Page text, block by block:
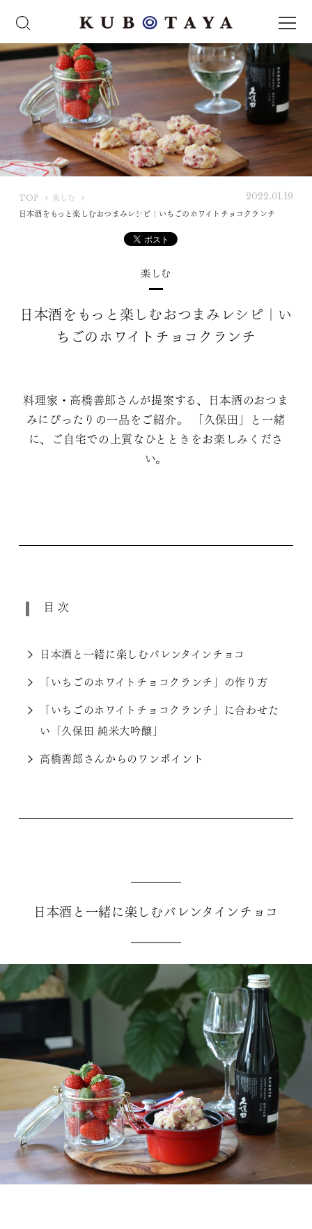
TOP
U
楽しむ
日本酒をもっと楽しむおつまみレシピ｜いちごのホワイトチョコクランチ
2022.01.19
楽しむ
日本酒をもっと楽しむおつまみレシピ｜い
ちごのホワイトチョコクランチ
料理家・高橋善郎さんが提案する、日本酒のおつま
みにぴったりの一品をご紹介。 「久保田」と一緒
に、ご自宅での上質なひとときをお楽しみくださ
い。
目次
日本酒と一緒に楽しむバレンタインチョコ
「いちごのホワイトチョコクランチ」の作り方
「いちごのホワイトチョコクランチ」に合わせた
い「久保田 純米大吟醸」
高橋善郎さんからのワンポイント
日本酒と一緒に楽しむバレンタインチョコ